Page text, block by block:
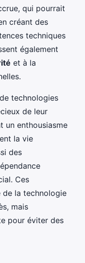
qui pourrait
créant des
techniques
également
et à la
technologies
de leur
un enthousiasme
la vie
des
Ces
la technologie
mais
pour éviter des